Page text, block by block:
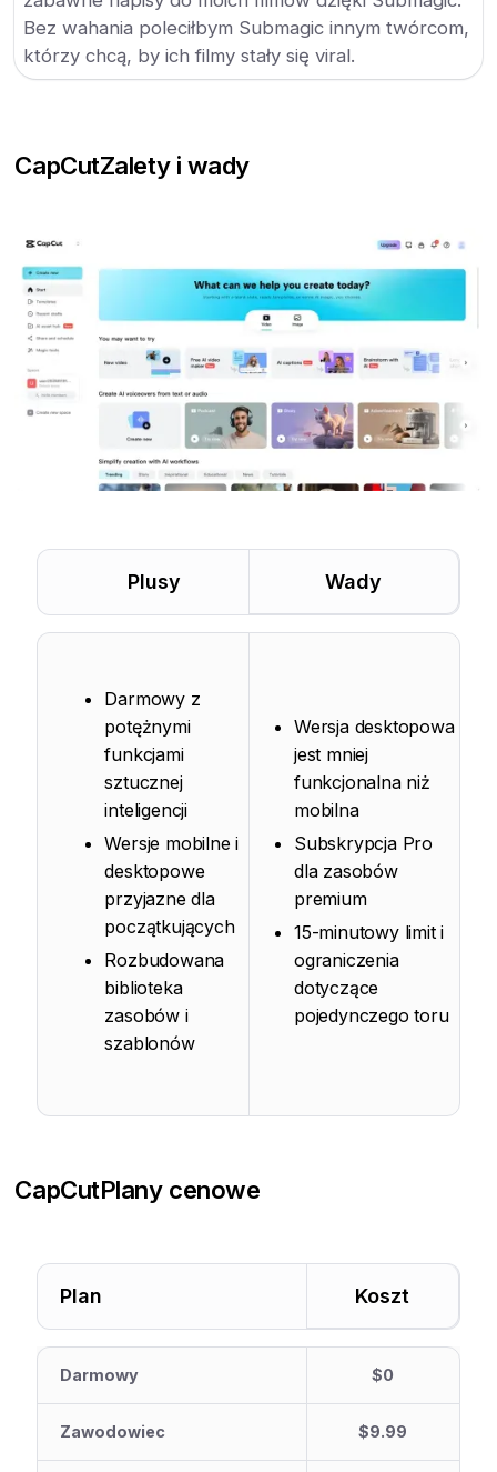
Bez wahania poleciłbym Submagic innym twórcom,
którzy chcą, by ich filmy stały się viral.
CapCutZalety i wady
Plusy Wady
Darmowy z
potężnymi
funkcjami
sztucznej
inteligencji
Wersje mobilne i
desktopowe
przyjazne dla
początkujących
Rozbudowana
biblioteka
zasobów i
szablonów
Wersja desktopowa
jest mniej
funkcjonalna niż
mobilna
Subskrypcja Pro
dla zasobów
premium
15-minutowy limit i
ograniczenia
dotyczące
pojedynczego toru
CapCutPlany cenowe
Plan Koszt
Darmowy $0
Zawodowiec $9.99